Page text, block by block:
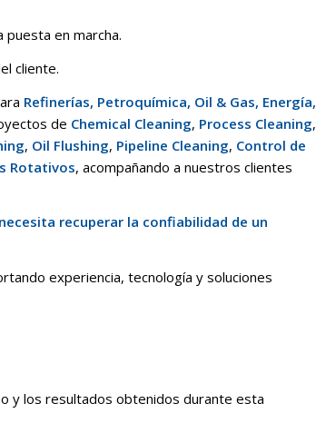
en marcha.
cliente.
Refinerías, Petroquímica, Oil & Gas, Energía,
de Chemical Cleaning, Process Cleaning,
, Oil Flushing, Pipeline Cleaning, Control de
Rotativos, acompañando a nuestros clientes
recuperar la confiabilidad de un
experiencia, tecnología y soluciones
y los resultados obtenidos durante esta